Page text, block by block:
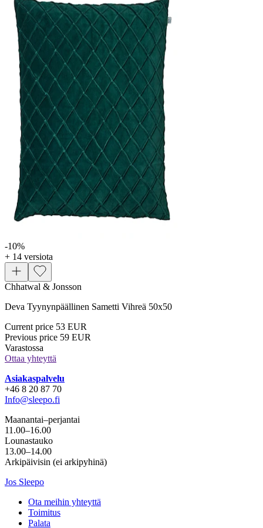
-10%
+ 14 versiota
Chhatwal & Jonsson
Deva Tyynynpäällinen Sametti Vihreä 50x50
Current price 53 EUR
Previous price 59 EUR
Varastossa
Ottaa yhteyttä
Asiakaspalvelu
+46 8 20 87 70
Info@sleepo.fi
Maanantai–perjantai
11.00–16.00
Lounastauko
13.00–14.00
Arkipäivisin (ei arkipyhinä)
Jos Sleepo
Ota meihin yhteyttä
Toimitus
Palata